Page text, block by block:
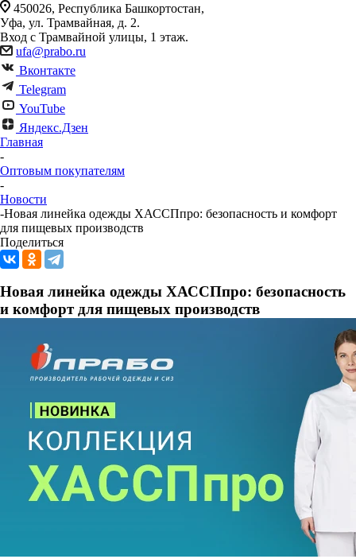
450026, Республика Башкортостан,
Уфа, ул. Трамвайная, д. 2.
Вход с Трамвайной улицы, 1 этаж.
ufa@prabo.ru
Вконтакте
Telegram
YouTube
Яндекс.Дзен
Главная
-
Оптовым покупателям
-
Новости
-Новая линейка одежды ХАССПпро: безопасность и комфорт
для пищевых производств
Поделиться
Новая линейка одежды ХАССПпро: безопасность
и комфорт для пищевых производств